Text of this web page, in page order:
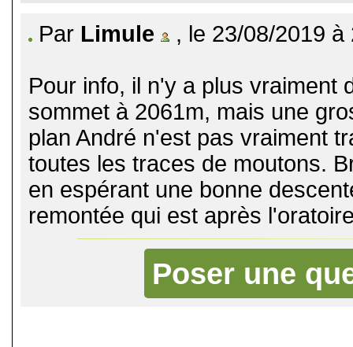
Par Limule , le 23/08/2019 à
Pour info, il n'y a plus vraiment
sommet à 2061m, mais une
plan André n'est pas vraiment
toutes les traces de moutons.
en espérant une bonne
remontée qui est après
Poser une